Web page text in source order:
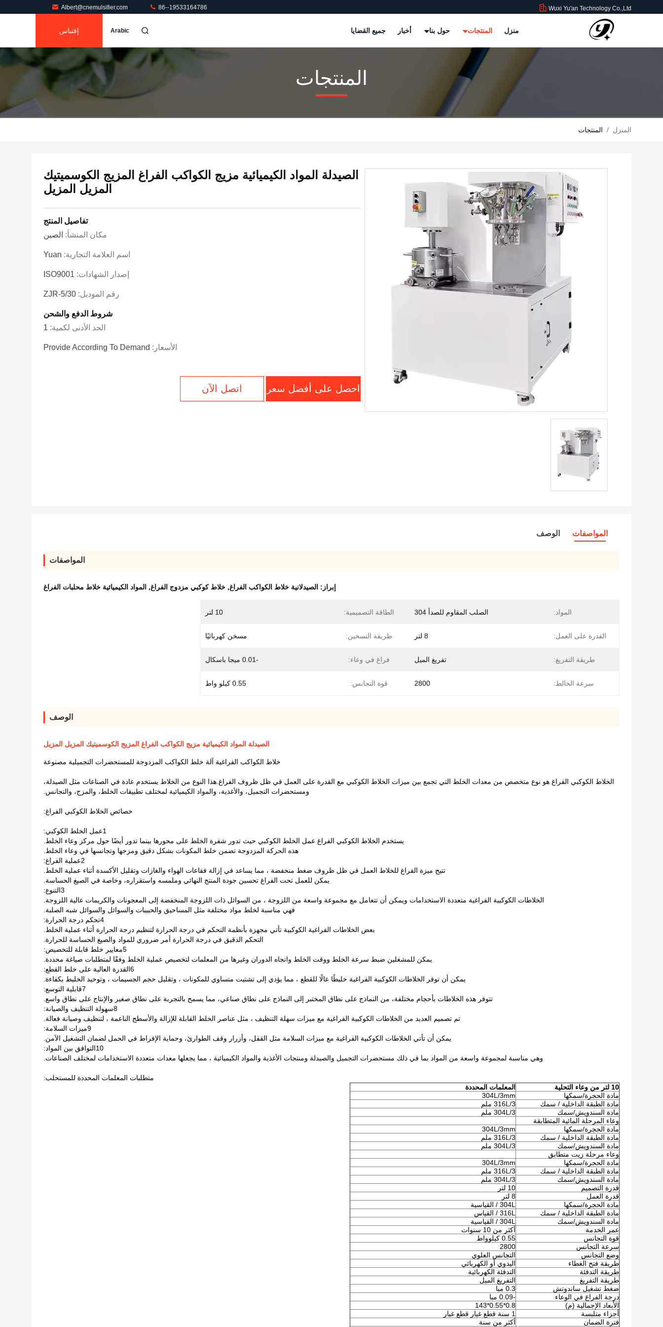
Wuxi Yu'an Technology Co.,Ltd
Albert@cnemulsifier.com 86--19533164786
منزل المنتجات حول بنا أخبار جميع القضايا Arabic إقتباس
المنتجات
المنزل / المنتجات
الصيدلة المواد الكيميائية مزيج الكواكب الفراغ المزيج الكوسميتيك
المزيل المزيل
تفاصيل المنتج
مكان المنشأ: الصين
اسم العلامة التجارية: Yuan
إصدار الشهادات: ISO9001
رقم الموديل: ZJR-5/30
شروط الدفع والشحن
الحد الأدنى لكمية: 1
الأسعار: Provide According To Demand
احصل على أفضل سعر اتصل الآن
المواصفات الوصف
المواصفات
إبراز: الصيدلانية خلاط الكواكب الفراغ, خلاط كوكبي مزدوج الفراغ, المواد الكيميائية خلاط محلبات الفراغ
المواد: الصلب المقاوم للصدأ 304 الطاقة التصميمية: 10 لتر
القدرة على العمل: 8 لتر طريقة التسخين: مسخن كهربائيًا
طريقة التفريغ: تفريغ الميل فراغ في وعاء: -0.01 ميجا باسكال
سرعة الخالط: 2800 قوة التجانس: 0.55 كيلو واط
الوصف
الصيدلة المواد الكيميائية مزيج الكواكب الفراغ المزيج الكوسميتيك المزيل المزيل
خلاط الكواكب الفراغية آلة خلط الكواكب المزدوجة للمستحضرات التجميلية مصنوعة
الخلاط الكوكبي الفراغ هو نوع متخصص من معدات الخلط التي تجمع بين ميزات الخلاط الكوكبي مع القدرة على العمل في ظل ظروف الفراغ.هذا النوع من الخلاط يستخدم عادة في الصناعات مثل الصيدلة،
ومستحضرات التجميل، والأغذية، والمواد الكيميائية لمختلف تطبيقات الخلط، والمزج، والتجانس.
خصائص الخلاط الكوكبي الفراغ:
1عمل الخلط الكوكبي:
يستخدم الخلاط الكوكبي الفراغ عمل الخلط الكوكبي حيث تدور شفرة الخلط على محورها بينما تدور أيضًا حول مركز وعاء الخلط.
هذه الحركة المزدوجة تضمن خلط المكونات بشكل دقيق ومزجها وتجانسها في وعاء الخلط.
2عملية الفراغ:
تتيح ميزة الفراغ للخلاط العمل في ظل ظروف ضغط منخفضة ، مما يساعد في إزالة فقاعات الهواء والغازات وتقليل الأكسدة أثناء عملية الخلط.
يمكن للعمل تحت الفراغ تحسين جودة المنتج النهائي وملمسه واستقراره، وخاصة في الصيغ الحساسة.
3التنوع:
الخلاطات الكوكبية الفراغية متعددة الاستخدامات ويمكن أن تتعامل مع مجموعة واسعة من اللزوجة ، من السوائل ذات اللزوجة المنخفضة إلى المعجونات والكريمات عالية اللزوجة.
فهي مناسبة لخلط مواد مختلفة مثل المساحيق والحبيبات والسوائل والسوائل شبه الصلبة.
4تحكم درجة الحرارة:
بعض الخلاطات الفراغية الكوكبية تأتي مجهزة بأنظمة التحكم في درجة الحرارة لتنظيم درجة الحرارة أثناء عملية الخلط.
التحكم الدقيق في درجة الحرارة أمر ضروري للمواد والصيغ الحساسة للحرارة.
5معايير خلط قابلة للتخصيص:
يمكن للمشغلين ضبط سرعة الخلط ووقت الخلط واتجاه الدوران وغيرها من المعلمات لتخصيص عملية الخلط وفقًا لمتطلبات صياغة محددة.
6القدرة العالية على خلط القطع:
يمكن أن توفر الخلاطات الكوكبية الفراغية خليطًا عالًا للقطع ، مما يؤدي إلى تشتيت متساوي للمكونات ، وتقليل حجم الجسيمات ، وتوحيد الخليط بكفاءة.
7قابلية التوسع:
تتوفر هذه الخلاطات بأحجام مختلفة، من النماذج على نطاق المختبر إلى النماذج على نطاق صناعي، مما يسمح بالتجربة على نطاق صغير والإنتاج على نطاق واسع.
8سهولة التنظيف والصيانة:
تم تصميم العديد من الخلاطات الكوكبية الفراغية مع ميزات سهلة التنظيف ، مثل عناصر الخلط القابلة للإزالة والأسطح الناعمة ، لتنظيف وصيانة فعالة.
9ميزات السلامة:
يمكن أن تأتي الخلاطات الكوكبية الفراغية مع ميزات السلامة مثل القفل، وأزرار وقف الطوارئ، وحماية الإفراط في الحمل لضمان التشغيل الآمن.
10التوافق بين المواد:
وهي مناسبة لمجموعة واسعة من المواد بما في ذلك مستحضرات التجميل والصيدلة ومنتجات الأغذية والمواد الكيميائية ، مما يجعلها معدات متعددة الاستخدامات لمختلف الصناعات.
متطلبات المعلمات المحددة للمستحلب:
10 لتر من وعاء التحلية
المعلمات المحددة
مادة الحجرة/سمكها
304L/3mm
مادة الطبقة الداخلية / سمك
316L/3 ملم
مادة السندويش/سمك
304L/3 ملم
وعاء المرحلة المائية المتطابقة
مادة الحجرة/سمكها
304L/3mm
مادة الطبقة الداخلية / سمك
316L/3 ملم
مادة السندويش/سمك
304L/3 ملم
وعاء مرحلة زيت متطابق
مادة الحجرة/سمكها
304L/3mm
مادة الطبقة الداخلية / سمك
316L/3 ملم
مادة السندويش/سمك
304L/3 ملم
قدرة التصميم
10 لتر
قدرة العمل
8 لتر
مادة الحجرة/سمكها
304L / القياسية
مادة الطبقة الداخلية / سمك
316L / القياس
مادة السندويش/سمك
304L / القياسية
عمر الخدمة
أكثر من 10 سنوات
قوة التجانس
0.55 كيلوواط
سرعة التجانس
2800
وضع التجانس
التجانس العلوي
طريقة فتح الغطاء
اليدوي أو الكهربائي
طريقة التدفئة
التدفئة الكهربائية
طريقة التفريغ
التفريغ الميل
ضغط تشغيل ساندوتش
0.3 مبا
درجة الفراغ في الوعاء
-0.09 مبا
الأبعاد الإجمالية (م)
0.8*0.55*143
أجزاء متلبسة
1 سنة قطع غيار قطع غيار
فترة الضمان
أكثر من سنة